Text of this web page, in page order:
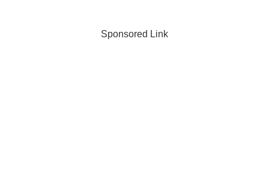
Sponsored Link